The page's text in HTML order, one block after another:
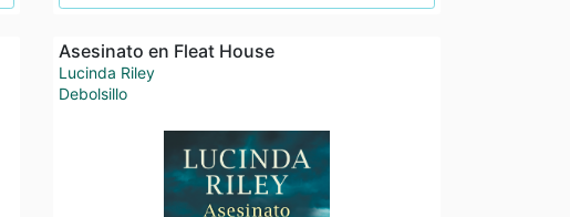
Asesinato en Fleat House
Lucinda Riley
Debolsillo